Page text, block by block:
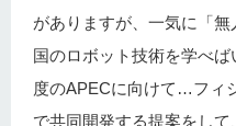
がありますが、一気に「
国のロボット技術を学べ
度のAPECに向けて…フィ
で共同開発する提案をし